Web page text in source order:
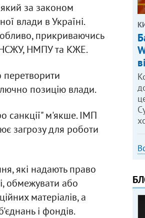
за законом
влади в Україні.
прикриваючись
НСЖУ, НМПУ та КЖЕ.
перетворити
позицію влади.
санкції" м'якше. ІМП
загрозу для роботи
які надають право
обмежувати або
матеріалів, а
і фондів.